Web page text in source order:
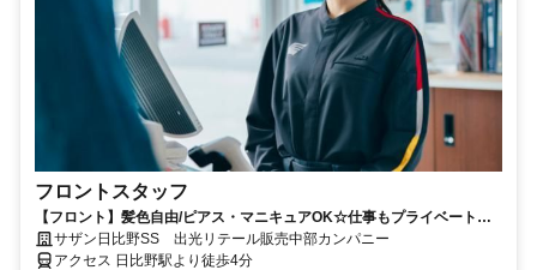
フロントスタッフ
【フロント】髪色自由/ピアス・マニキュアOK☆仕事もプライベートも
大切にしたい方におすすめ
サザン日比野SS 出光リテール販売中部カンパニー
アクセス 日比野駅より徒歩4分